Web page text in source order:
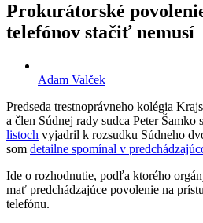
Prokurátorské
telefónov stačiť nemusí
Adam Valček
Predseda trestnoprávneho kolégia
a člen Súdnej rady sudca Peter Šamko
listoch vyjadril k rozsudku Súdneho
som detailne spomínal v
Ide o rozhodnutie, podľa ktorého
mať predchádzajúce povolenie na
telefónu.